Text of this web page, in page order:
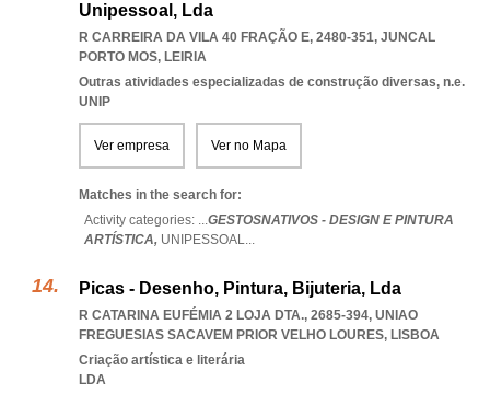
Unipessoal, Lda
R CARREIRA DA VILA 40 FRAÇÃO E, 2480-351, JUNCAL
PORTO MOS, LEIRIA
Outras atividades especializadas de construção diversas, n.e.
UNIP
Ver empresa Ver no Mapa
Matches in the search for:
Activity categories: ...GESTOSNATIVOS - DESIGN E PINTURA
ARTÍSTICA, UNIPESSOAL...
Picas - Desenho, Pintura, Bijuteria, Lda
R CATARINA EUFÉMIA 2 LOJA DTA., 2685-394, UNIAO
FREGUESIAS SACAVEM PRIOR VELHO LOURES, LISBOA
Criação artística e literária
LDA